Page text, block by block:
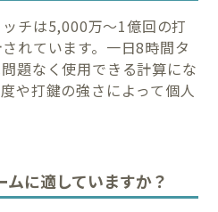
チは5,000万〜1億回の打
れています。一日8時間タ
題なく使用できる計算にな
や打鍵の強さによって個人
に適していますか？